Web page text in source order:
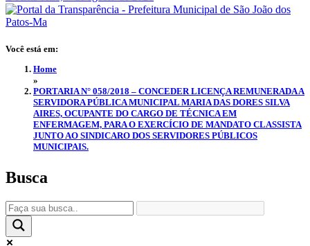
Você está em:
Home
»
PORTARIA N° 058/2018 – CONCEDER LICENÇA REMUNERADA A
SERVIDORA PÚBLICA MUNICIPAL MARIA DAS DORES SILVA
AIRES, OCUPANTE DO CARGO DE TÉCNICA EM
ENFERMAGEM, PARA O EXERCÍCIO DE MANDATO CLASSISTA
JUNTO AO SINDICARO DOS SERVIDORES PÚBLICOS
MUNICIPAIS.
Busca